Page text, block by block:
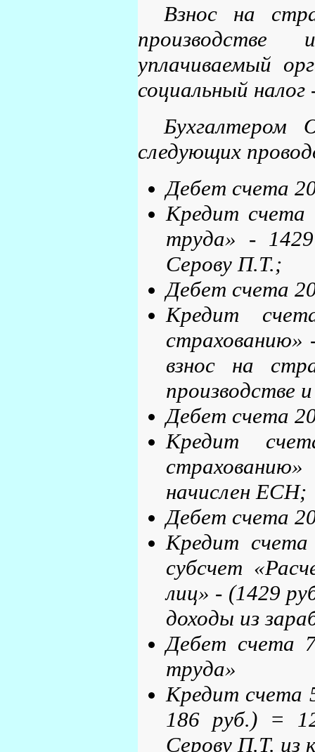
Взнос на
производстве
уплачиваемый
социальный налог
Бухгалтером
следующих
Дебет счета
Кредит счета
труда» -
Серову П.Т.;
Дебет счета
Кредит
страхованию»
взнос на
производстве
Дебет счета
Кредит
начислен ЕСН;
Дебет счета
Кредит
субсчет
лиц» - (1429
доходы из
Дебет счета
труда»
Кредит счета
186 руб.) =
Серову П.Т. из